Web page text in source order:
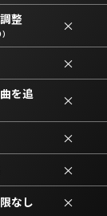
整 ×
×
を追
×
×
×
なし ×